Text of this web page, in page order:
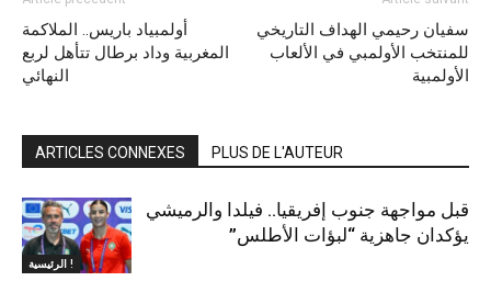
أولمبياد باريس.. الملاكمة
المغربية وداد برطال تتأهل لربع
النهائي
سفيان رحيمي الهداف التاريخي
للمنتخب الأولمبي في الألعاب
الأولمبية
ARTICLES CONNEXES PLUS DE L'AUTEUR
الرئيسية !
قبل مواجهة جنوب إفريقيا.. فيلدا والرميشي
يؤكدان جاهزية “لبؤات الأطلس”